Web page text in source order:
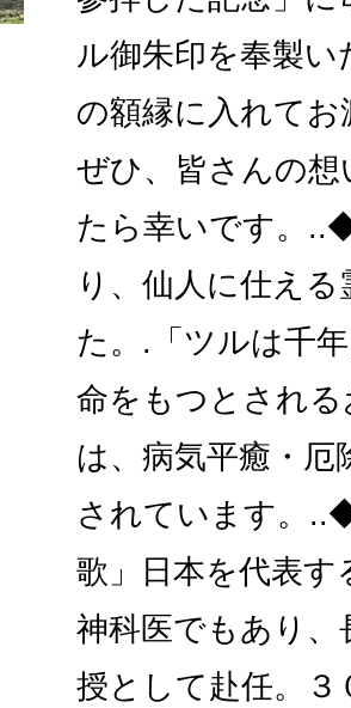
ル御朱印を奉製
の額縁に入れて
ぜひ、皆さんの
たら幸いです。
り、仙人に仕え
た。.「ツルは千
命をもつとされ
は、病気平癒・
されています。
歌」日本を代表す
神科医でもあり、
授として赴任。３